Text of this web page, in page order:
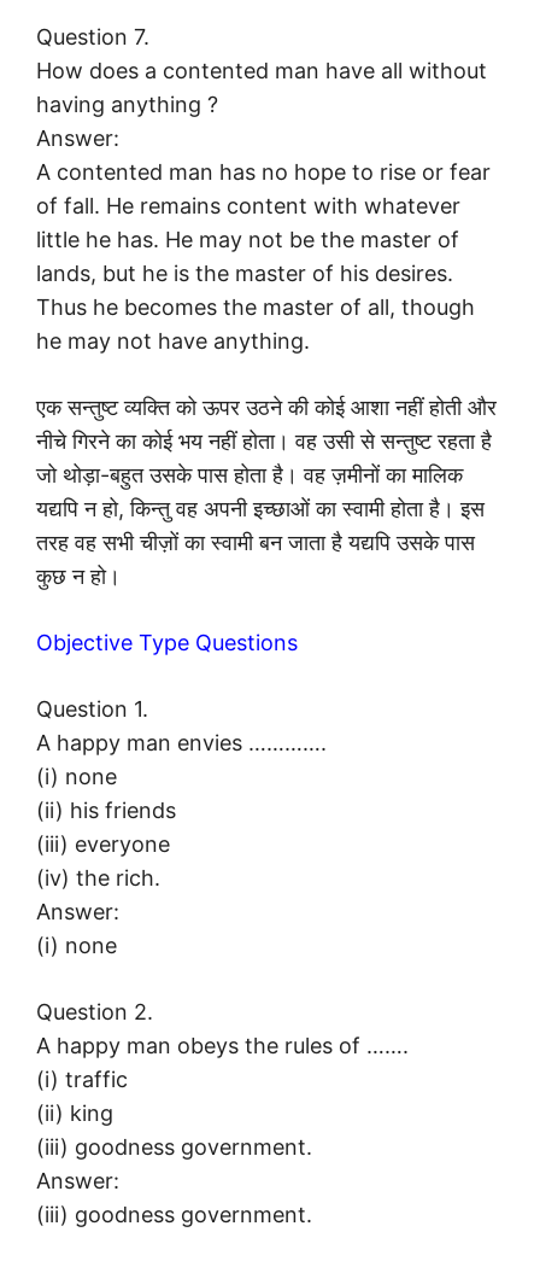
Question 7.
How does a contented man have all without
having anything ?
Answer:
A contented man has no hope to rise or fear
of fall. He remains content with whatever
little he has. He may not be the master of
lands, but he is the master of his desires.
Thus he becomes the master of all, though
he may not have anything.
एक सन्तुष्ट व्यक्ति को ऊपर उठने की कोई आशा नहीं होती और
नीचे गिरने का कोई भय नहीं होता। वह उसी से सन्तुष्ट रहता है
जो थोड़ा-बहुत उसके पास होता है। वह ज़मीनों का मालिक
यद्यपि न हो, किन्तु वह अपनी इच्छाओं का स्वामी होता है। इस
तरह वह सभी चीज़ों का स्वामी बन जाता है यद्यपि उसके पास
कुछ न हो।
Objective Type Questions
Question 1.
A happy man envies ………….
(i) none
(ii) his friends
(iii) everyone
(iv) the rich.
Answer:
(i) none
Question 2.
A happy man obeys the rules of …….
(i) traffic
(ii) king
(iii) goodness government.
Answer:
(iii) goodness government.